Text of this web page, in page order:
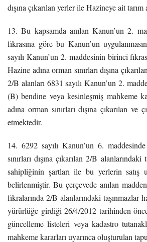
dışına çıkarılan yerler ile Hazineye ait
13. Bu kapsamda anılan Kanun’un 2.
fıkrasına göre bu Kanun’un
sayılı Kanun’un 2. maddesinin birinci
Hazine adına orman sınırları dışına
2/B alanları 6831 sayılı Kanun’un 2.
(B) bendine veya kesinleşmiş mahkeme
adına orman sınırları dışına çıkarılan ve
etmektedir.
14. 6292 sayılı Kanun’un 6.
sınırları dışına çıkarılan 2/B
sahipliğinin şartları ile bu yerlerin satış
belirlenmiştir. Bu çerçevede anılan
fıkralarında 2/B alanlarındaki taşınmazlar
yürürlüğe girdiği 26/4/2012 tarihinden
güncelleme listeleri veya kadastro
mahkeme kararları uyarınca oluşturulan